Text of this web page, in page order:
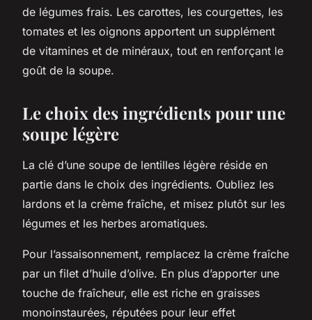
de légumes frais. Les carottes, les courgettes, les
tomates et les oignons apportent un supplément
de vitamines et de minéraux, tout en renforçant le
goût de la soupe.
Le choix des ingrédients pour une
soupe légère
La clé d’une soupe de lentilles légère réside en
partie dans le choix des ingrédients. Oubliez les
lardons et la crème fraîche, et misez plutôt sur les
légumes et les herbes aromatiques.
Pour l’assaisonnement, remplacez la crème fraîche
par un filet d’huile d’olive. En plus d’apporter une
touche de fraîcheur, elle est riche en graisses
monoinstaurées, réputées pour leur effet